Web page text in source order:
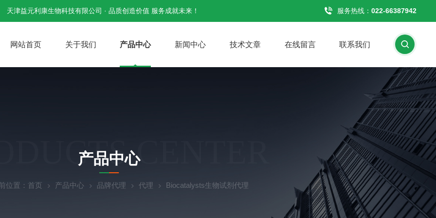
天津益元利康生物科技有限公司 · 品质创造价值 服务成就未来！ 服务热线： 022-66387942
网站首页 关于我们 产品中心 新闻中心 技术文章 在线留言 联系我们
CENTER
产品中心
位置： 首页 产品中心 品牌代理 代理 Biocatalysts生物试剂代理